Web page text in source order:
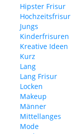
Hipster Frisur
Hochzeitsfrisur
Jungs
Kinderfrisuren
Kreative Ideen
Kurz
Lang
Lang Frisur
Locken
Makeup
Männer
Mittellanges
Mode